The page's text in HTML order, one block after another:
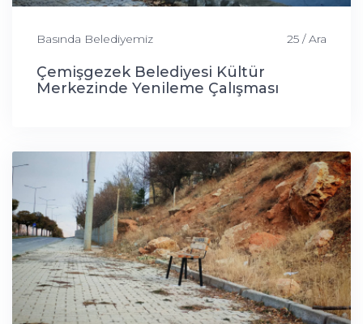
Basında Belediyemiz 25 / Ara
Çemişgezek Belediyesi Kültür
Merkezinde Yenileme Çalışması